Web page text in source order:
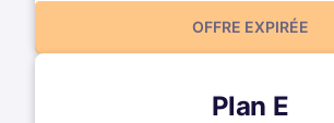
OFFRE EXPIRÉE
Plan E